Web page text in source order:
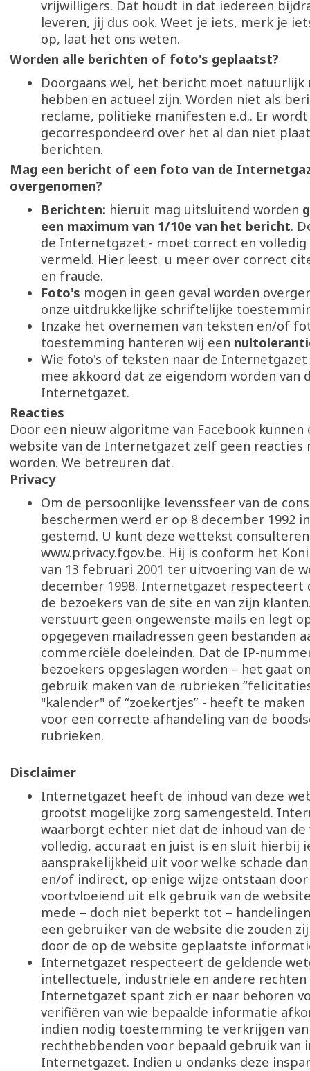
vrijwilligers. Dat houdt in dat iedereen
leveren, jij dus ook. Weet je iets, merk je
op, laat het ons weten.
Worden alle berichten of foto's geplaatst?
Doorgaans wel, het bericht moet natuurlijk
hebben en actueel zijn. Worden niet als
reclame, politieke manifesten e.d.. Er
gecorrespondeerd over het al dan niet
berichten.
Mag een bericht of een foto van de
overgenomen?
Berichten: hieruit mag uitsluitend worden
een maximum van 1/10e van het bericht.
de Internetgazet - moet correct en volledig
vermeld. Hier leest u meer over correct
en fraude.
Foto's mogen in geen geval worden
onze uitdrukkelijke schriftelijke
Inzake het overnemen van teksten en/of
toestemming hanteren wij een
Wie foto's of teksten naar de
mee akkoord dat ze eigendom worden van
Internetgazet.
Reacties
Door een nieuw algoritme van Facebook kunnen
website van de Internetgazet zelf geen reacties
worden. We betreuren dat.
Privacy
Om de persoonlijke levenssfeer van de
beschermen werd er op 8 december 1992
gestemd. U kunt deze wettekst
www.privacy.fgov.be. Hij is conform het
van 13 februari 2001 ter uitvoering van de
december 1998. Internetgazet respecteert
de bezoekers van de site en van zijn
verstuurt geen ongewenste mails en legt
opgegeven mailadressen geen bestanden
commerciële doeleinden. Dat de IP-
bezoekers opgeslagen worden – het gaat
gebruik maken van de rubrieken
"kalender" of “zoekertjes” - heeft te
voor een correcte afhandeling van de
rubrieken.
Disclaimer
Internetgazet heeft de inhoud van deze
grootst mogelijke zorg samengesteld.
waarborgt echter niet dat de inhoud van
volledig, accuraat en juist is en sluit hierbij
aansprakelijkheid uit voor welke schade
en/of indirect, op enige wijze ontstaan
voortvloeiend uit elk gebruik van de
mede – doch niet beperkt tot –
een gebruiker van de website die zouden
door de op de website geplaatste
Internetgazet respecteert de geldende
intellectuele, industriële en andere rechten
Internetgazet spant zich er naar behoren
verifiëren van wie bepaalde informatie
indien nodig toestemming te verkrijgen van
rechthebbenden voor bepaald gebruik van
Internetgazet. Indien u ondanks deze